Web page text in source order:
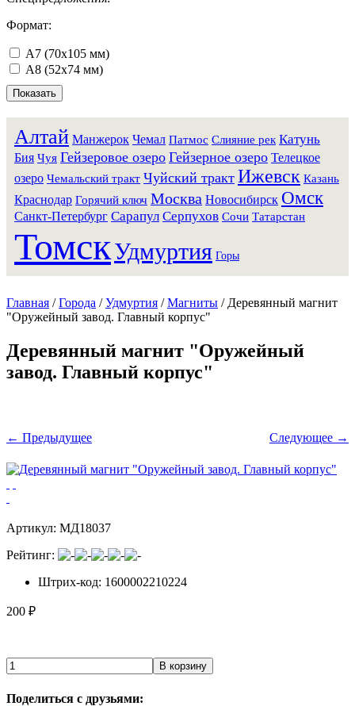
Формат:
А7 (70х105 мм)
А8 (52х74 мм)
Алтай Манжерок Чемал Патмос Слияние рек Катунь
Бия Чуя Гейзеровое озеро Гейзерное озеро Телецкое
озеро Чемальский тракт Чуйский тракт Ижевск Казань
Краснодар Горячий ключ Москва Новосибирск Омск
Санкт-Петербург Сарапул Серпухов Сочи Татарстан
ТомскУдмуртия Горы
Главная /Города /Удмуртия /Магниты /Деревянный магнит
"Оружейный завод. Главный корпус"
Деревянный магнит "Оружейный
завод. Главный корпус"
← Предыдущее Следующее →
Артикул: МД18037
Рейтинг:
Штрих-код: 1600002210224
200 ₽
Поделиться с друзьями: